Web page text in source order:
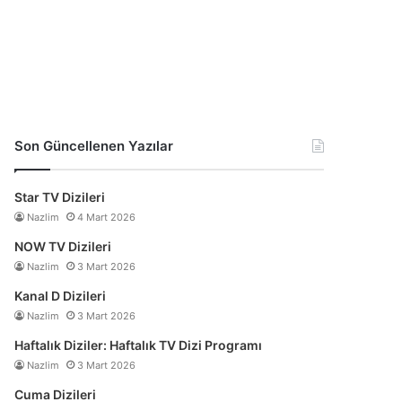
Son Güncellenen Yazılar
Star TV Dizileri
Nazlim 4 Mart 2026
NOW TV Dizileri
Nazlim 3 Mart 2026
Kanal D Dizileri
Nazlim 3 Mart 2026
Haftalık Diziler: Haftalık TV Dizi Programı
Nazlim 3 Mart 2026
Cuma Dizileri